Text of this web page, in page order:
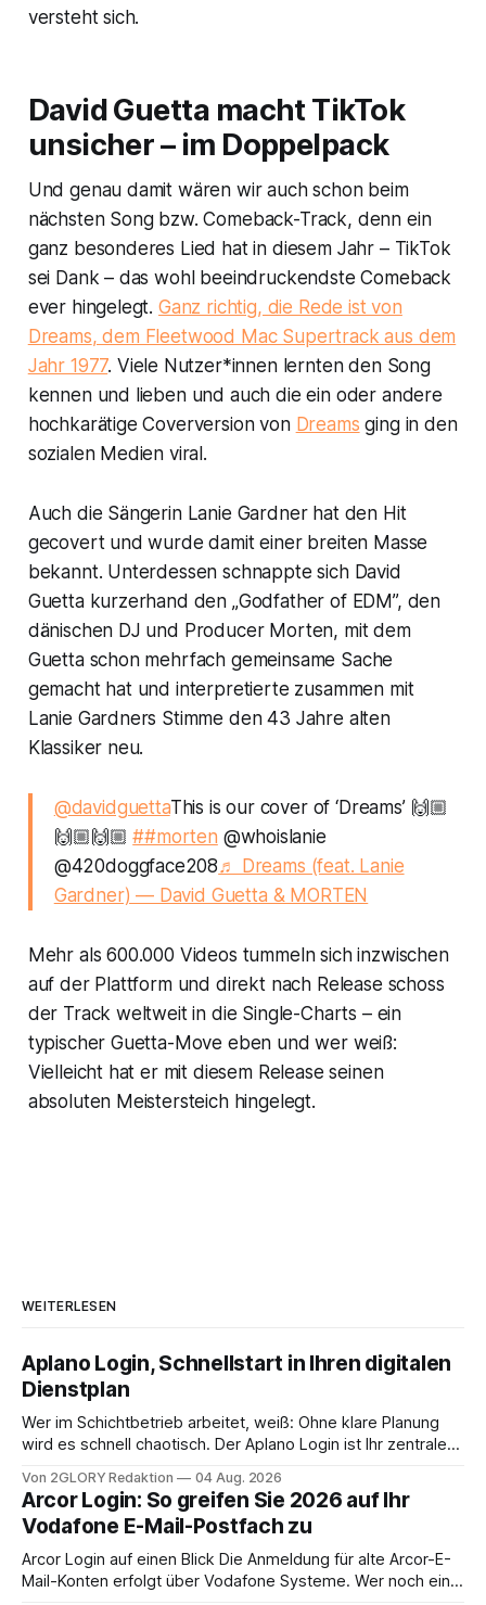
versteht sich.
David Guetta macht TikTok
unsicher – im Doppelpack
Und genau damit wären wir auch schon beim
nächsten Song bzw. Comeback-Track, denn ein
ganz besonderes Lied hat in diesem Jahr – TikTok
sei Dank – das wohl beeindruckendste Comeback
ever hingelegt. Ganz richtig, die Rede ist von
Dreams, dem Fleetwood Mac Supertrack aus dem
Jahr 1977. Viele Nutzer*innen lernten den Song
kennen und lieben und auch die ein oder andere
hochkarätige Coverversion von Dreams ging in den
sozialen Medien viral.
Auch die Sängerin Lanie Gardner hat den Hit
gecovert und wurde damit einer breiten Masse
bekannt. Unterdessen schnappte sich David
Guetta kurzerhand den „Godfather of EDM”, den
dänischen DJ und Producer Morten, mit dem
Guetta schon mehrfach gemeinsame Sache
gemacht hat und interpretierte zusammen mit
Lanie Gardners Stimme den 43 Jahre alten
Klassiker neu.
@davidguettaThis is our cover of ‘Dreams’ 🙌🏼
🙌🏼🙌🏼##morten @whoislanie
@420doggface208♬ Dreams (feat. Lanie
Gardner) — David Guetta & MORTEN
Mehr als 600.000 Videos tummeln sich inzwischen
auf der Plattform und direkt nach Release schoss
der Track weltweit in die Single-Charts – ein
typischer Guetta-Move eben und wer weiß:
Vielleicht hat er mit diesem Release seinen
absoluten Meistersteich hingelegt.
WEITERLESEN
Aplano Login, Schnellstart in Ihren digitalen
Dienstplan
Wer im Schichtbetrieb arbeitet, weiß: Ohne klare Planung
wird es schnell chaotisch. Der Aplano Login ist Ihr zentraler
abwesenheiten und die gesamte kommunikation rund um
Ihr personal digital zu organisieren. In diesem Leitfaden
erfahren Sie alles, was Sie für einen reibungslosen Einstieg
brauchen, von der Registrierung
Von 2GLORY Redaktion 04 Aug. 2026
Arcor Login: So greifen Sie 2026 auf Ihr
Vodafone E-Mail-Postfach zu
Arcor Login auf einen Blick Die Anmeldung für alte Arcor-E-
Mail-Konten erfolgt über Vodafone Systeme. Wer noch eine